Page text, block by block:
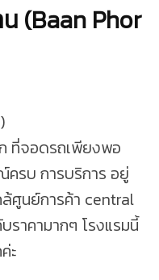
(Baan Phor
ที่จอดรถเพียงพอ
รบ การบริการ อยู่
ศูนย์การค้า central
าคามากๆ โรงแรมนี้
ะ